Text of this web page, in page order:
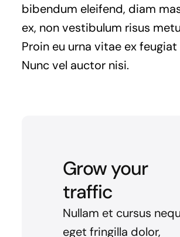
bibendum eleifend, diam
ex, non vestibulum risus
Proin eu urna vitae ex
Nunc vel auctor nisi.
Grow your
traffic
Nullam et cursus
eget fringilla dolor,